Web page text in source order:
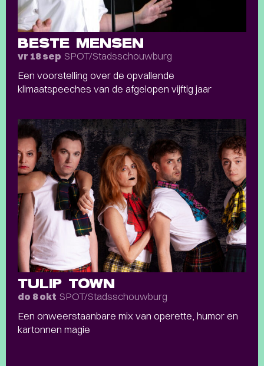
BESTE MENSEN
vr 18 sep SPOT/Stadsschouwburg
Een voorstelling over de opvallende
klimaatspeeches van de afgelopen vijftig jaar
TULIP TOWN
do 8 okt SPOT/Stadsschouwburg
Een onweerstaanbare mix van operette, humor en
kartonnen magie